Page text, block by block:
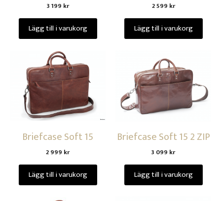
3 199 kr
Lägg till i varukorg
2 599 kr
Lägg till i varukorg
Briefcase Soft 15
2 999 kr
Lägg till i varukorg
Briefcase Soft 15 2 ZIP
3 099 kr
Lägg till i varukorg